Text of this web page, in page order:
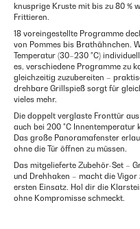
knusprige Kruste mit bis zu 80 %
Frittieren.
18 voreingestellte Programme
von Pommes bis Brathähnchen.
Temperatur (30–230 °C)
es, verschiedene Programme zu
gleichzeitig zuzubereiten –
drehbare Grillspieß sorgt für
vieles mehr.
Die doppelt verglaste Fronttür
auch bei 200 °C
Das große Panoramafenster
ohne die Tür öffnen zu müssen.
Das mitgelieferte Zubehör-Set –
und Drehhaken – macht die
ersten Einsatz. Hol dir die
ohne Kompromisse schmeckt.